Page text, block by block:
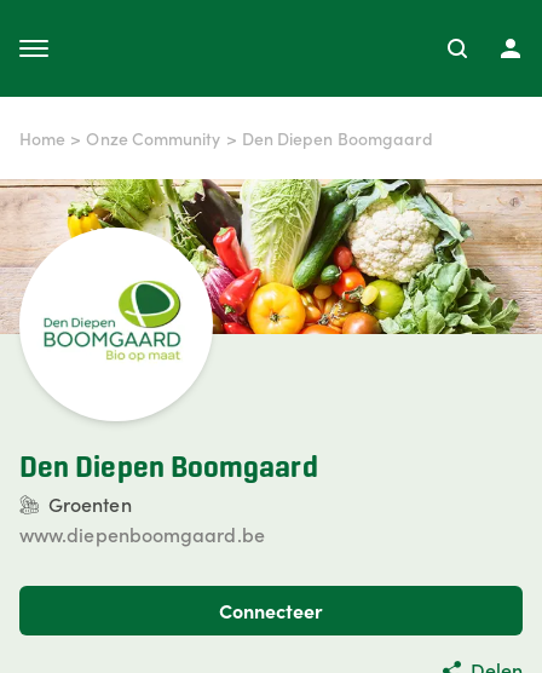
Home > Onze Community > Den Diepen Boomgaard
Den Diepen Boomgaard
Groenten
www.diepenboomgaard.be
Connecteer